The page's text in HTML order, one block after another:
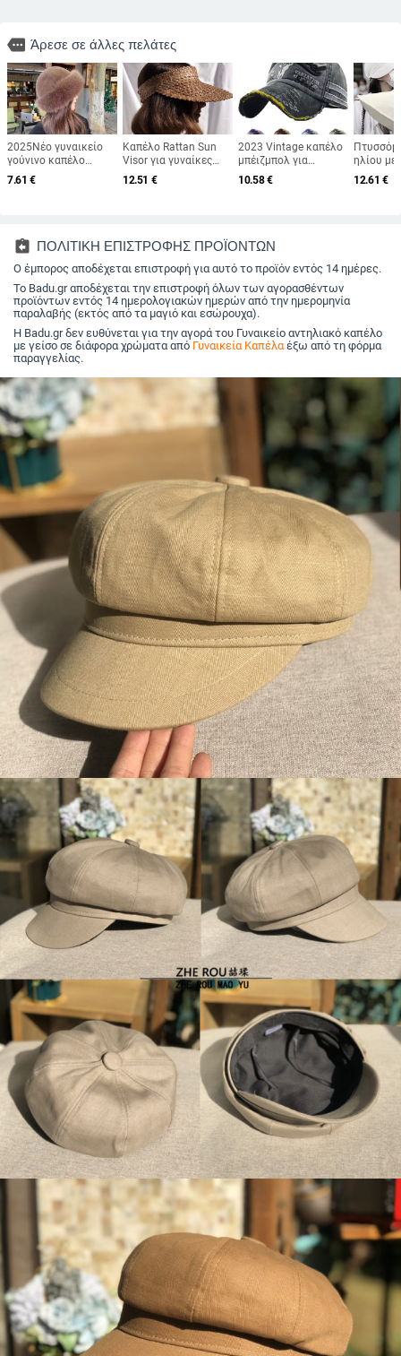
more Άρεσε σε άλλες πελάτες
2025Νέο γυναικείο
γούνινο καπέλο
γούνινο καπέλο
πολυτελείας μόδας
χωρίς χείλος
Λούτρινο χνουδωτό
ζεστό καπέλο
ιππασίας για σκι
7.61 €
Καπέλο Rattan Sun
Visor για γυναίκες
Φυσικό ΓΕΨΙ ΦΥΛΛΟ
ΦΟΙΝΑΚΗΣ Φαρδύ
καπέλο παραλίας
Derby Καπέλο
διακοπών
12.51 €
2023 Vintage καπέλο
μπέιζμπολ για
ανδρικά καπέλα
Άνοιξη Καλοκαίρι
Μαύρο Trucker
Fishing
10.58€
ηλίου με
για
12.61 €
assignment_return ΠΟΛΙΤΙΚΗ ΕΠΙΣΤΡΟΦΗΣ ΠΡΟΪΟΝΤΩΝ
Ο έμπορος αποδέχεται επιστροφή για αυτό το προϊόν εντός 14 ημέρες.
Το Badu.gr αποδέχεται την επιστροφή όλων των αγορασθέντων
προϊόντων εντός 14 ημερολογιακών ημερών από την ημερομηνία
παραλαβής (εκτός από τα μαγιό και εσώρουχα).
Η Badu.gr δεν ευθύνεται για την αγορά του Γυναικείο αντηλιακό καπέλο
με γείσο σε διάφορα χρώματα από Γυναικεία Καπέλαέξω από τη φόρμα
παραγγελίας.